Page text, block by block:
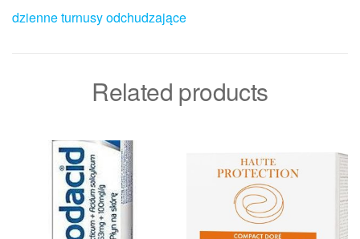
dzienne turnusy odchudzające
Related products